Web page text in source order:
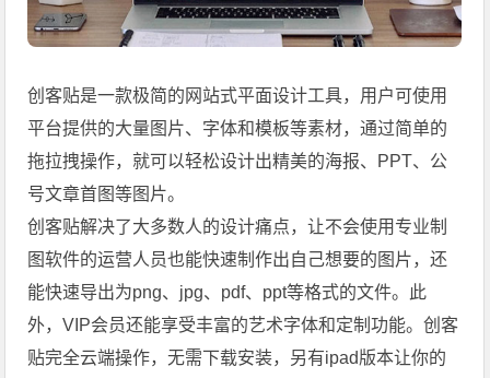
创客贴是一款极简的网站式平面设计工具，用户可使用
平台提供的大量图片、字体和模板等素材，通过简单的
拖拉拽操作，就可以轻松设计出精美的海报、PPT、公
号文章首图等图片。
创客贴解决了大多数人的设计痛点，让不会使用专业制
图软件的运营人员也能快速制作出自己想要的图片，还
能快速导出为png、jpg、pdf、ppt等格式的文件。此
外，VIP会员还能享受丰富的艺术字体和定制功能。创客
贴完全云端操作，无需下载安装，另有ipad版本让你的